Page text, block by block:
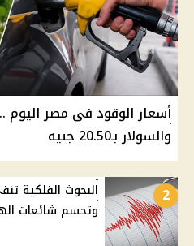
والسولار بـ20.50 جنيه
2
البحوث الفلكية
وتحسم شائعات